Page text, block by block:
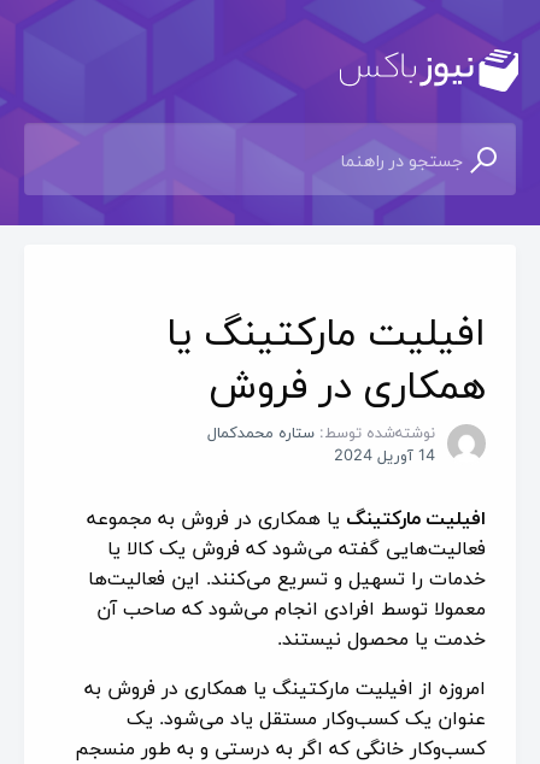
افیلیت مارکتینگ یا
همکاری در فروش
نوشته‌شده توسط: ستاره محمدکمال
14 آوریل 2024
افیلیت مارکتینگ یا همکاری در فروش به مجموعه
فعالیت‌هایی گفته می‌شود که فروش یک کالا یا
خدمات را تسهیل و تسریع می‌کنند. این فعالیت‌ها
معمولا توسط افرادی انجام می‌شود که صاحب آن
خدمت یا محصول نیستند.
امروزه از افیلیت مارکتینگ یا همکاری در فروش به
عنوان یک کسب‌و‌کار مستقل یاد می‌شود. یک
کسب‌وکار خانگی که اگر به درستی و به طور منسجم